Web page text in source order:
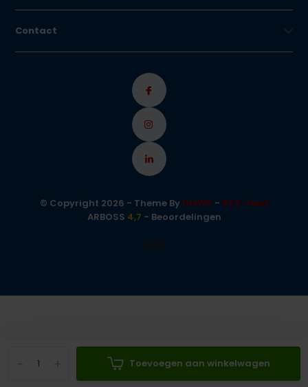
Toevoegen aan winkelwagen
Contact
© Copyright 2026 - Theme By DMWS - RSS-feed
ARBOSS 4,7 - Beoordelingen